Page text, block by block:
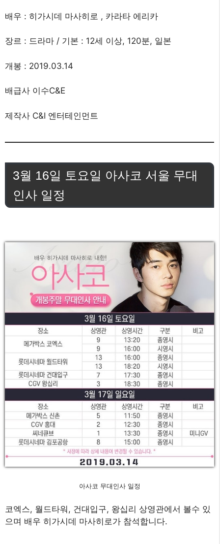
배우 : 히가시데 마사히로 , 카라타 에리카
장르 : 드라마 / 기본 : 12세 이상, 120분, 일본
개봉 : 2019.03.14
배급사 이수C&E
제작사 C&I 엔터테인먼트
3월 16일 토요일 아사코 서울 무대
인사 일정
아사코 무대인사 일정
코엑스, 월드타워, 건대입구, 왕십리 상영관에서 볼수 있
으며 배우 히가시데 마사히로가 참석합니다.